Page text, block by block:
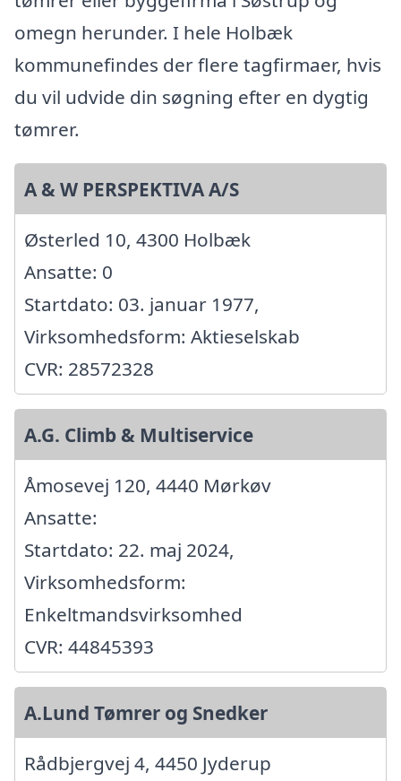
omegn herunder. I hele Holbæk
kommunefindes der flere tagfirmaer, hvis
du vil udvide din søgning efter en dygtig
tømrer.
A & W PERSPEKTIVA A/S
Østerled 10, 4300 Holbæk
Ansatte: 0
Startdato: 03. januar 1977,
Virksomhedsform: Aktieselskab
CVR: 28572328
A.G. Climb & Multiservice
Åmosevej 120, 4440 Mørkøv
Ansatte:
Startdato: 22. maj 2024,
Virksomhedsform:
Enkeltmandsvirksomhed
CVR: 44845393
A.Lund Tømrer og Snedker
Rådbjergvej 4, 4450 Jyderup